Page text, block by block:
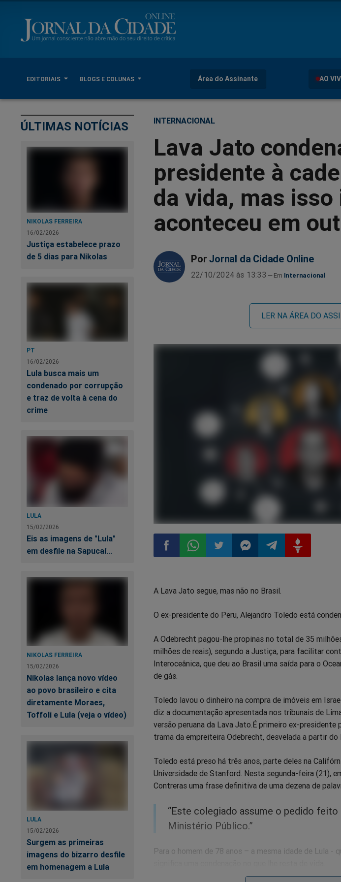
EDITORIAIS BLOGS E COLUNAS Área do Assinante AO
ÚLTIMAS NOTÍCIAS
NIKOLAS FERREIRA
16/02/2026
Justiça estabelece prazo
de 5 dias para Nikolas
PT
16/02/2026
Lula busca mais um
condenado por corrupção
e traz de volta à cena do
crime
LULA
15/02/2026
Eis as imagens de "Lula"
em desfile na Sapucaí...
NIKOLAS FERREIRA
15/02/2026
Nikolas lança novo vídeo
ao povo brasileiro e cita
diretamente Moraes,
Toffoli e Lula (veja o vídeo)
LULA
15/02/2026
Surgem as primeiras
imagens do bizarro desfile
em homenagem a Lula
INTERNACIONAL
Lava Jato
presidente à
da vida, mas
aconteceu em
Por Jornal da Cidade Online
22/10/2024 às 13:33 Internacional
LER NA ÁREA DO
no
Facebook
no
Whatsapp
no
Twitter
no
Messenger
no
Telegram
Gettr
A Lava Jato segue, mas não no Brasil.
O ex-presidente do Peru, Alejandro Toledo está
A Odebrecht pagou-lhe propinas no total de 35
milhões de reais), segundo a Justiça, para facilitar
Interoceânica, que deu ao Brasil uma saída para o
de gás.
Toledo lavou o dinheiro na compra de imóveis em
diz a documentação apresentada nos tribunais de
versão peruana da Lava Jato.É primeiro ex-presidente
trama da empreiteira Odebrecht, desvelada a partir do
Toledo está preso há três anos, parte deles na
Universidade de Stanford. Nesta segunda-feira (21),
Contreras uma frase definitiva de uma dezena de
“Este colegiado assume o pedido
Ministério Público.”
Para o homem de 78 anos – a mesma idade de Lula -